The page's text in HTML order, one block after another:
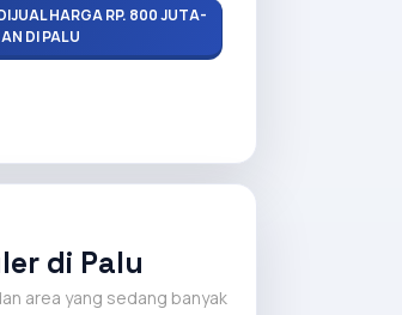
HARGA RP. 800 JUTA-
AN DI PALU
di Palu
area yang sedang banyak